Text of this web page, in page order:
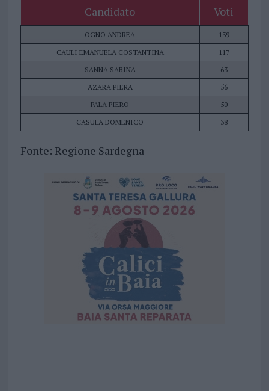
Candidato Voti
OGNO ANDREA
139
CAULI EMANUELA COSTANTINA
117
SANNA SABINA
63
AZARA PIERA
56
PALA PIERO
50
CASULA DOMENICO
38
Fonte: Regione Sardegna